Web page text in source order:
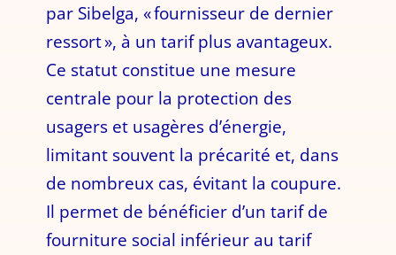
par Sibelga, « fournisseur de dernier
ressort », à un tarif plus avantageux.
Ce statut constitue une mesure
centrale pour la protection des
usagers et usagères d’énergie,
limitant souvent la précarité et, dans
de nombreux cas, évitant la coupure.
Il permet de bénéficier d’un tarif de
fourniture social inférieur au tarif